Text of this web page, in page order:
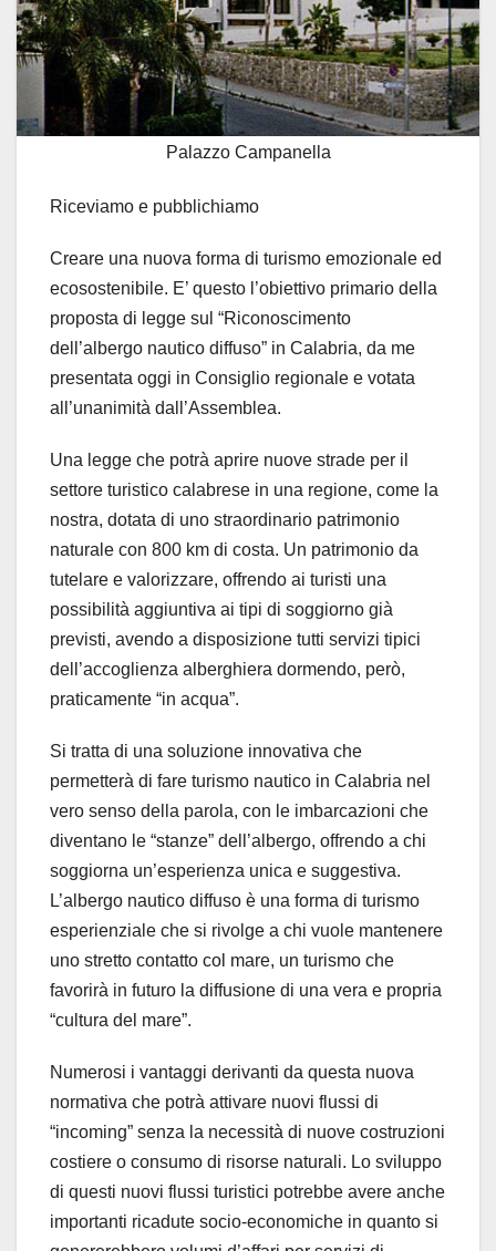
Palazzo Campanella
Riceviamo e pubblichiamo
Creare una nuova forma di turismo emozionale ed
ecosostenibile. E’ questo l’obiettivo primario della
proposta di legge sul “Riconoscimento
dell’albergo nautico diffuso” in Calabria, da me
presentata oggi in Consiglio regionale e votata
all’unanimità dall’Assemblea.
Una legge che potrà aprire nuove strade per il
settore turistico calabrese in una regione, come la
nostra, dotata di uno straordinario patrimonio
naturale con 800 km di costa. Un patrimonio da
tutelare e valorizzare, offrendo ai turisti una
possibilità aggiuntiva ai tipi di soggiorno già
previsti, avendo a disposizione tutti servizi tipici
dell’accoglienza alberghiera dormendo, però,
praticamente “in acqua”.
Si tratta di una soluzione innovativa che
permetterà di fare turismo nautico in Calabria nel
vero senso della parola, con le imbarcazioni che
diventano le “stanze” dell’albergo, offrendo a chi
soggiorna un’esperienza unica e suggestiva.
L’albergo nautico diffuso è una forma di turismo
esperienziale che si rivolge a chi vuole mantenere
uno stretto contatto col mare, un turismo che
favorirà in futuro la diffusione di una vera e propria
“cultura del mare”.
Numerosi i vantaggi derivanti da questa nuova
normativa che potrà attivare nuovi flussi di
“incoming” senza la necessità di nuove costruzioni
costiere o consumo di risorse naturali. Lo sviluppo
di questi nuovi flussi turistici potrebbe avere anche
importanti ricadute socio-economiche in quanto si